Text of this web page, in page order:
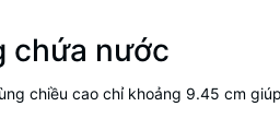
chứa nước
chiều cao chỉ khoảng 9.45 cm